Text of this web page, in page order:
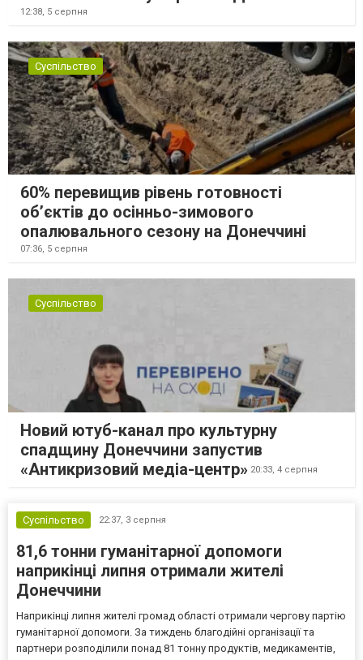
12:38, 5 серпня
Суспільство
60% перевищив рівень готовності
об’єктів до осінньо-зимового
опалювального сезону на Донеччині
07:36, 5 серпня
Суспільство
Новий ютуб-канал про культурну
спадщину Донеччини запустив
«Антикризовий медіа-центр» 20:33, 4 серпня
Суспільство 22:37, 3 серпня
81,6 тонни гуманітарної допомоги
наприкінці липня отримали жителі
Донеччини
Наприкінці липня жителі громад області отримали чергову партію
гуманітарної допомоги. За тиждень благодійні організації та
партнери розподілили понад 81 тонну продуктів, медикаментів,